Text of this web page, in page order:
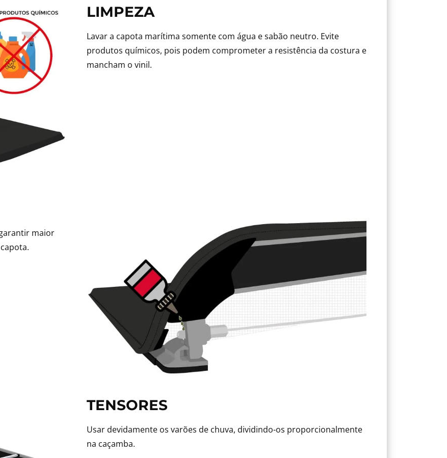
LIMPEZA
Lavar a capota marítima somente com água e sabão neutro. Evite
produtos químicos, pois podem comprometer a resistência da costura e
mancham o vinil.
maior
TENSORES
Usar devidamente os varões de chuva, dividindo-os proporcionalmente
na caçamba.